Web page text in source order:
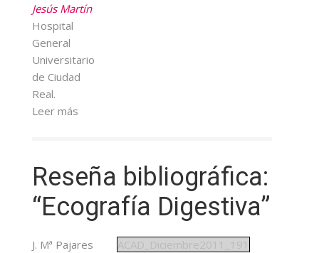
Jesús Martín
Hospital
General
Universitario
de Ciudad
Real.
Leer más
Reseña bibliográfica:
“Ecografía Digestiva”
J. Mª Pajares
ACAD_Diciembre2011_191